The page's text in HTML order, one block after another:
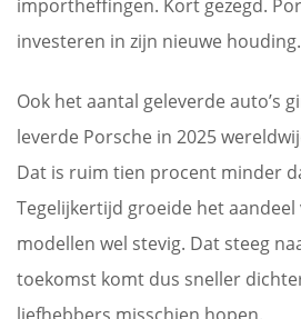
importheffingen. Kort gezegd.
investeren in zijn nieuwe houding.
Ook het aantal geleverde auto’s
leverde Porsche in 2025
Dat is ruim tien procent minder
Tegelijkertijd groeide het
modellen wel stevig. Dat steeg
toekomst komt dus sneller